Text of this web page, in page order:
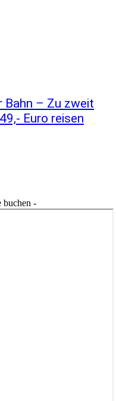
Bahn – Zu zweit
Euro reisen
buchen -